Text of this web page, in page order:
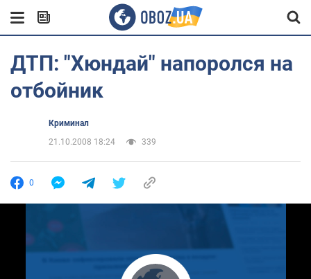
ДТП: "Хюндай" напоролся на
отбойник
Криминал
21.10.2008 18:24
339
0